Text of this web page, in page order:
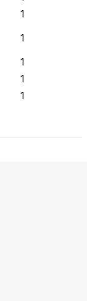
1
1
1
1
1